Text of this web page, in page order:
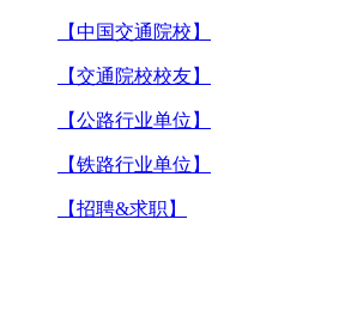
【中国交通院校】
【交通院校校友】
【公路行业单位】
【铁路行业单位】
【招聘&求职】